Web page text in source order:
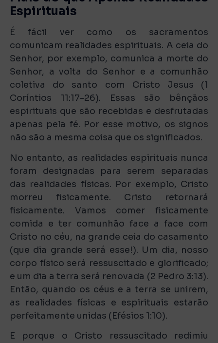
Espirituais
É fácil ver como os sacramentos
comunicam realidades espirituais. A ceia do
Senhor, por exemplo, comunica a morte do
Senhor, a volta do Senhor e a comunhão
coletiva do santo com Cristo Jesus (1
Coríntios 11:17-26). Essas são bênçãos
espirituais que são recebidas e desfrutadas
apenas pela fé. Por esse motivo, os signos
não são a mesma coisa que os significados.
No entanto, as realidades espirituais nunca
foram designadas para serem separadas
das realidades físicas. Por exemplo, Cristo
morreu fisicamente. Cristo retornará
fisicamente. Vamos comer fisicamente
comida e ter comunhão face a face com
Cristo no céu, na grande ceia do casamento
(que dia grande será esse!). Um dia, nosso
corpo físico será ressuscitado e glorificado;
e um dia a terra será renovada (2 Pedro 3:13).
Então, quando os céus e a terra se unirem,
as realidades físicas e espirituais estarão
perfeitamente unidas (Efésios 1:10).
E porque o Cristo ressuscitado redimiu